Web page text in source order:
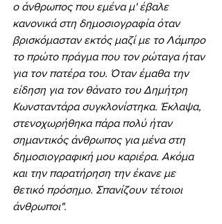
ο άνθρωπος που εμένα μ' έβαλε
κανονικά στη δημοσιογραφία όταν
βρισκόμασταν εκτός μαζί με το Λάμπρο
το πρώτο πράγμα που τον ρώταγα ήταν
για τον πατέρα του. Όταν έμαθα την
είδηση για τον θάνατο του Δημήτρη
Κωνσταντάρα συγκλονίστηκα. Έκλαψα,
στενοχωρήθηκα πάρα πολύ ήταν
σημαντικός άνθρωπος για μένα στη
δημοσιογραφική μου καριέρα. Ακόμα
και την παρατήρηση την έκανε με
θετικό πρόσημο. Σπανίζουν τέτοιοι
άνθρωποι".